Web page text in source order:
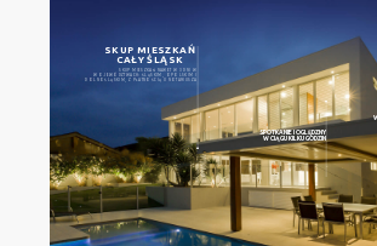
SKUP MIESZKAŃ
CAŁY ŚLĄSK
SKUP MIESZKAŃ NAWET W 3 DNI W
WOJEWÓDZTWACH: ŚLĄSKIM, OPOLSKIM I
DOLNOŚLĄSKIM, Z PŁATNOŚCIĄ U NOTARIUSZA
SPOTKANIE I OGLĘDZNY
W CIĄGU KILKU GODZIN